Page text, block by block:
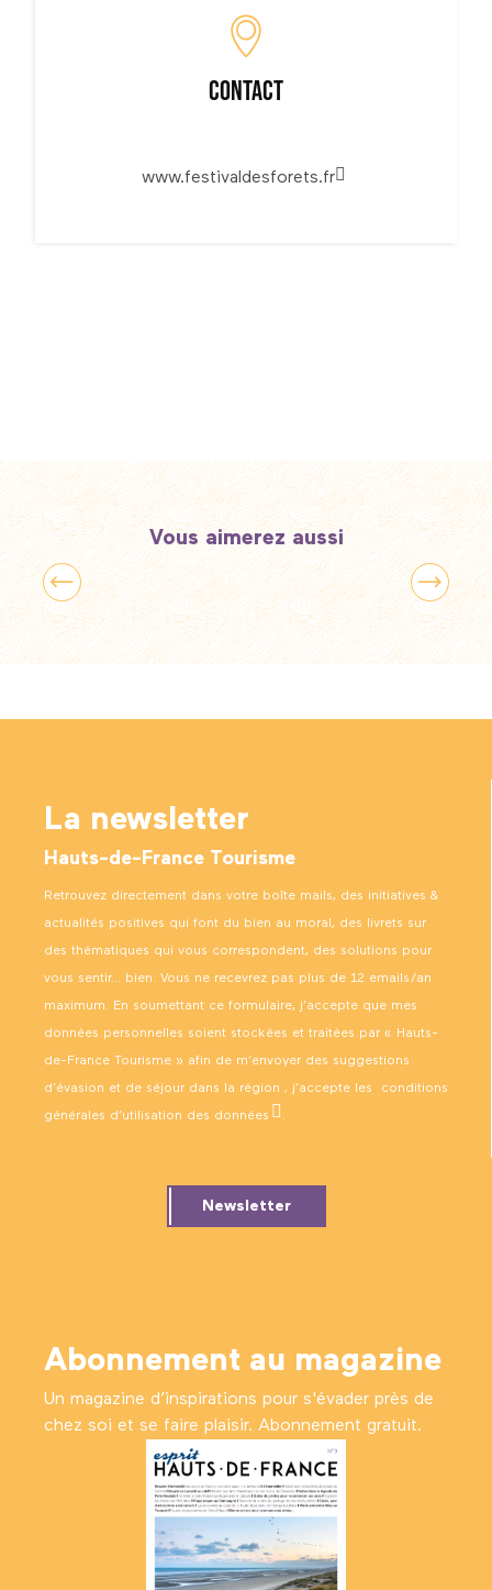
Contact
www.festivaldesforets.fr
Vous aimerez aussi
Bien-être
La newsletter
Hauts-de-France Tourisme
Retrouvez directement dans votre boîte mails, des initiatives &
actualités positives qui font du bien au moral, des livrets sur
des thématiques qui vous correspondent, des solutions pour
vous sentir… bien. Vous ne recevrez pas plus de 12 emails/an
maximum. En soumettant ce formulaire, j’accepte que mes
données personnelles soient stockées et traitées par « Hauts-
de-France Tourisme » afin de m’envoyer des suggestions
d’évasion et de séjour dans la région ; j’accepte les conditions
générales d’utilisation des données .
Newsletter
Abonnement au magazine
Un magazine d’inspirations pour s'évader près de
chez soi et se faire plaisir. Abonnement gratuit.